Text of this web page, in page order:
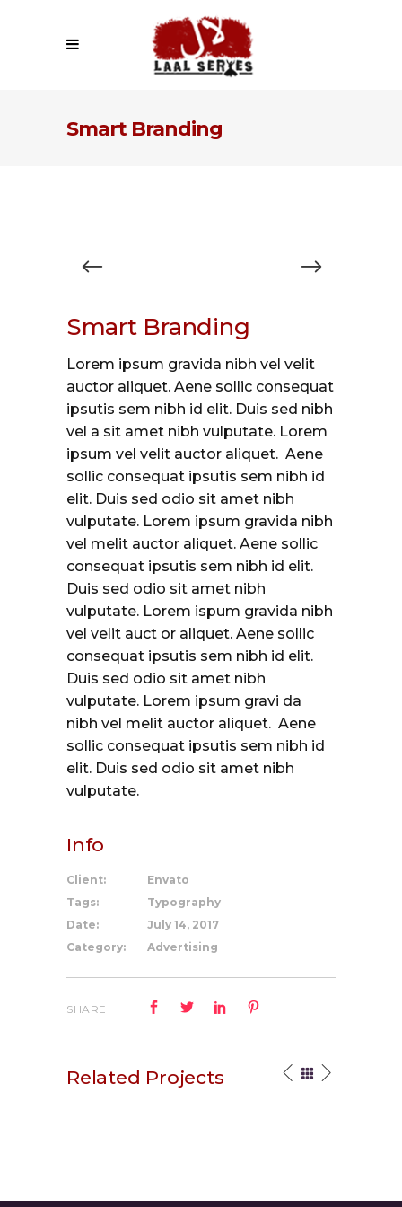
Smart Branding
Smart Branding
Lorem ipsum gravida nibh vel velit
auctor aliquet. Aene sollic consequat
ipsutis sem nibh id elit. Duis sed nibh
vel a sit amet nibh vulputate. Lorem
ipsum vel velit auctor aliquet. Aene
sollic consequat ipsutis sem nibh id
elit. Duis sed odio sit amet nibh
vulputate. Lorem ipsum gravida nibh
vel melit auctor aliquet. Aene sollic
consequat ipsutis sem nibh id elit.
Duis sed odio sit amet nibh
vulputate. Lorem ispum gravida nibh
vel velit auct or aliquet. Aene sollic
consequat ipsutis sem nibh id elit.
Duis sed odio sit amet nibh
vulputate. Lorem ipsum gravi da
nibh vel melit auctor aliquet. Aene
sollic consequat ipsutis sem nibh id
elit. Duis sed odio sit amet nibh
vulputate.
Info
Client:
Envato
Tags:
Typography
Date:
July 14, 2017
Category:
Advertising
SHARE
Related Projects